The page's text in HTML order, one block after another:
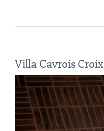
Villa Cavrois